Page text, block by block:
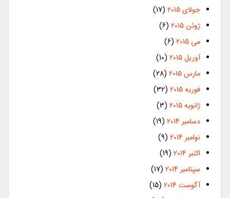
جولای 2015
(17)
ژوئن 2015
(6)
می 2015
(6)
آوریل 2015
(10)
مارس 2015
(28)
فوریه 2015
(32)
ژانویه 2015
(3)
دسامبر 2014
(19)
نوامبر 2014
(9)
اکتبر 2014
(19)
سپتامبر 2014
(17)
آگوست 2014
(15)